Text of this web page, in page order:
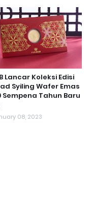
Lancar Koleksi Edisi
Syiling Wafer Emas
Sempena Tahun Baru
08, 2023